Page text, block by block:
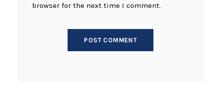
browser for the next time I comment.